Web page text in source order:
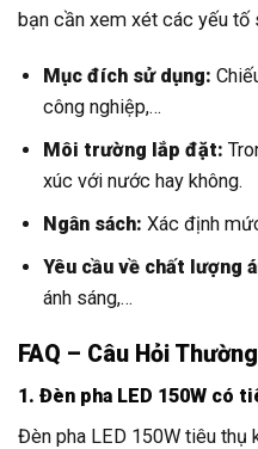
bạn cần xem xét các yếu tố
Mục đích sử dụng:
công nghiệp,…
Môi trường lắp đặt:
xúc với nước hay không.
Ngân sách: Xác định
Yêu cầu về chất lượng
ánh sáng,…
FAQ – Câu Hỏi
1. Đèn pha LED 150W có
Đèn pha LED 150W tiêu thụ